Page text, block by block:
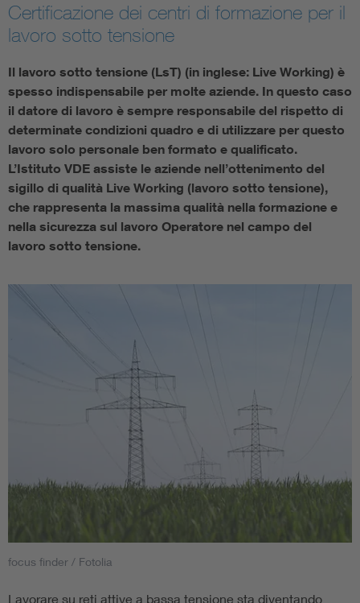
Certificazione dei centri di formazione per il
lavoro sotto tensione
Il lavoro sotto tensione (LsT) (in inglese: Live Working) è
spesso indispensabile per molte aziende. In questo caso
il datore di lavoro è sempre responsabile del rispetto di
determinate condizioni quadro e di utilizzare per questo
lavoro solo personale ben formato e qualificato.
L’Istituto VDE assiste le aziende nell’ottenimento del
sigillo di qualità Live Working (lavoro sotto tensione),
che rappresenta la massima qualità nella formazione e
nella sicurezza sul lavoro Operatore nel campo del
lavoro sotto tensione.
focus finder / Fotolia
Lavorare su reti attive a bassa tensione sta diventando